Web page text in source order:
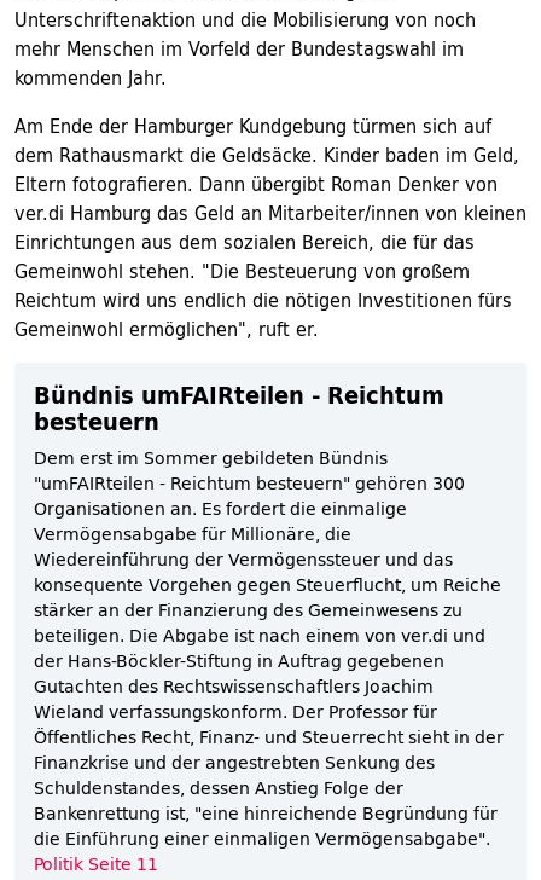
Unterschriftenaktion und die Mobilisierung von noch
mehr Menschen im Vorfeld der Bundestagswahl im
kommenden Jahr.
Am Ende der Hamburger Kundgebung türmen sich auf
dem Rathausmarkt die Geldsäcke. Kinder baden im Geld,
Eltern fotografieren. Dann übergibt Roman Denker von
ver.di Hamburg das Geld an Mitarbeiter/innen von kleinen
Einrichtungen aus dem sozialen Bereich, die für das
Gemeinwohl stehen. "Die Besteuerung von großem
Reichtum wird uns endlich die nötigen Investitionen fürs
Gemeinwohl ermöglichen", ruft er.
Bündnis umFAIRteilen - Reichtum
besteuern
Dem erst im Sommer gebildeten Bündnis
"umFAIRteilen - Reichtum besteuern" gehören 300
Organisationen an. Es fordert die einmalige
Vermögensabgabe für Millionäre, die
Wiedereinführung der Vermögenssteuer und das
konsequente Vorgehen gegen Steuerflucht, um Reiche
stärker an der Finanzierung des Gemeinwesens zu
beteiligen. Die Abgabe ist nach einem von ver.di und
der Hans-Böckler-Stiftung in Auftrag gegebenen
Gutachten des Rechtswissenschaftlers Joachim
Wieland verfassungskonform. Der Professor für
Öffentliches Recht, Finanz- und Steuerrecht sieht in der
Finanzkrise und der angestrebten Senkung des
Schuldenstandes, dessen Anstieg Folge der
Bankenrettung ist, "eine hinreichende Begründung für
die Einführung einer einmaligen Vermögensabgabe".
Politik Seite 11